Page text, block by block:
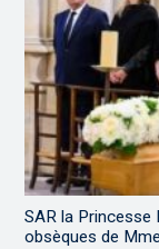
SAR la Princesse
obsèques de